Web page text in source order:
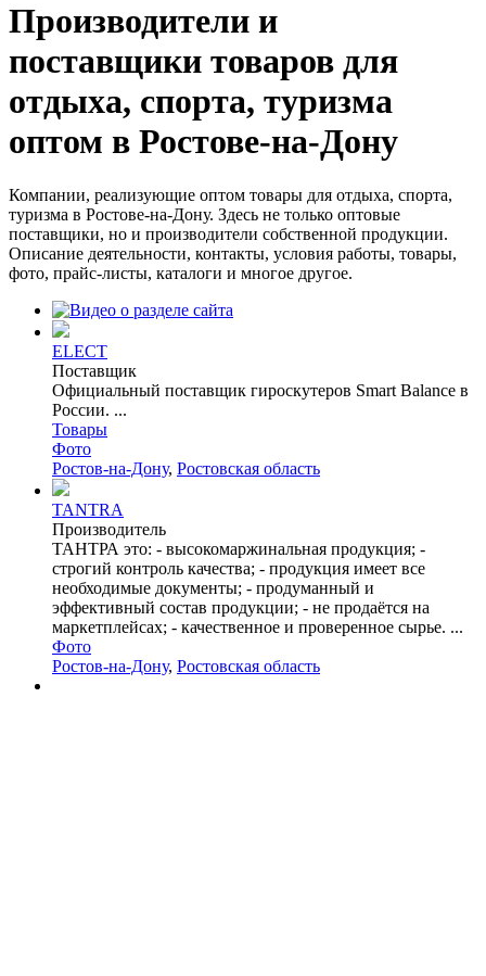
Производители и
поставщики товаров для
отдыха, спорта, туризма
оптом в Ростове-на-Дону
Компании, реализующие оптом товары для отдыха, спорта,
туризма в Ростове-на-Дону. Здесь не только оптовые
поставщики, но и производители собственной продукции.
Описание деятельности, контакты, условия работы, товары,
фото, прайс-листы, каталоги и многое другое.
ELECT
Поставщик
Официальный поставщик гироскутеров Smart Balance в
России. ...
Товары
Фото
Ростов-на-Дону, Ростовская область
TANTRA
Производитель
ТАНТРА это: - высокомаржинальная продукция; -
строгий контроль качества; - продукция имеет все
необходимые документы; - продуманный и
эффективный состав продукции; - не продаётся на
маркетплейсах; - качественное и проверенное сырье. ...
Фото
Ростов-на-Дону, Ростовская область